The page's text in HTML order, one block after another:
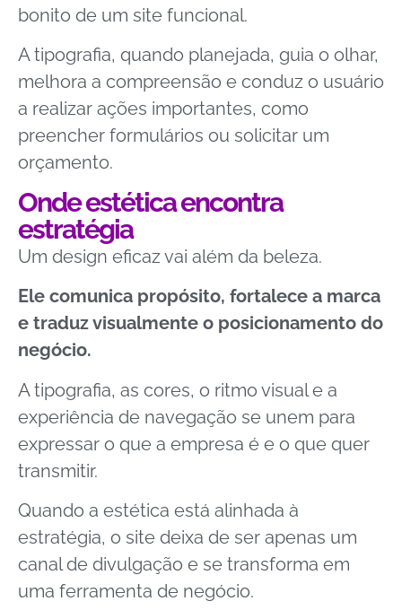
bonito de um site funcional.
A tipografia, quando planejada, guia o olhar,
melhora a compreensão e conduz o usuário
a realizar ações importantes, como
preencher formulários ou solicitar um
orçamento.
Onde estética encontra
estratégia
Um design eficaz vai além da beleza.
Ele comunica propósito, fortalece a marca
e traduz visualmente o posicionamento do
negócio.
A tipografia, as cores, o ritmo visual e a
experiência de navegação se unem para
expressar o que a empresa é e o que quer
transmitir.
Quando a estética está alinhada à
estratégia, o site deixa de ser apenas um
canal de divulgação e se transforma em
uma ferramenta de negócio.